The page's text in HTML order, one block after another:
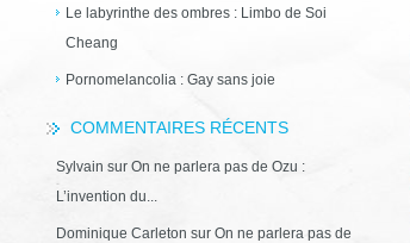
Le labyrinthe des ombres : Limbo de Soi
Cheang
Pornomelancolia : Gay sans joie
COMMENTAIRES RÉCENTS
Sylvain sur On ne parlera pas de Ozu :
L’invention du...
Dominique Carleton sur On ne parlera pas de